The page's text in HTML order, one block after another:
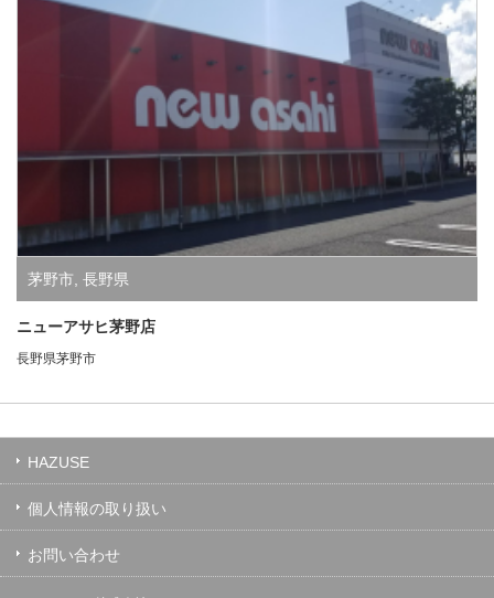
茅野市 長野県
ニューアサヒ茅野店
長野県茅野市
HAZUSE
個人情報の取り扱い
お問い合わせ